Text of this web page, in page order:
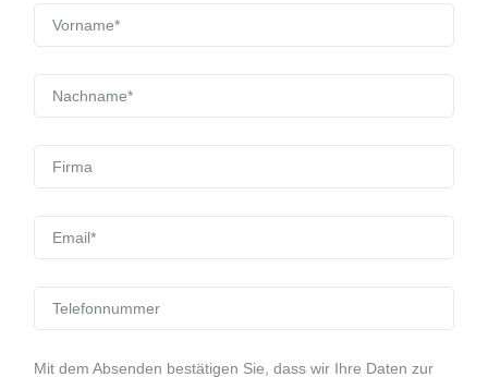
Mit dem Absenden bestätigen Sie, dass wir Ihre Daten zur